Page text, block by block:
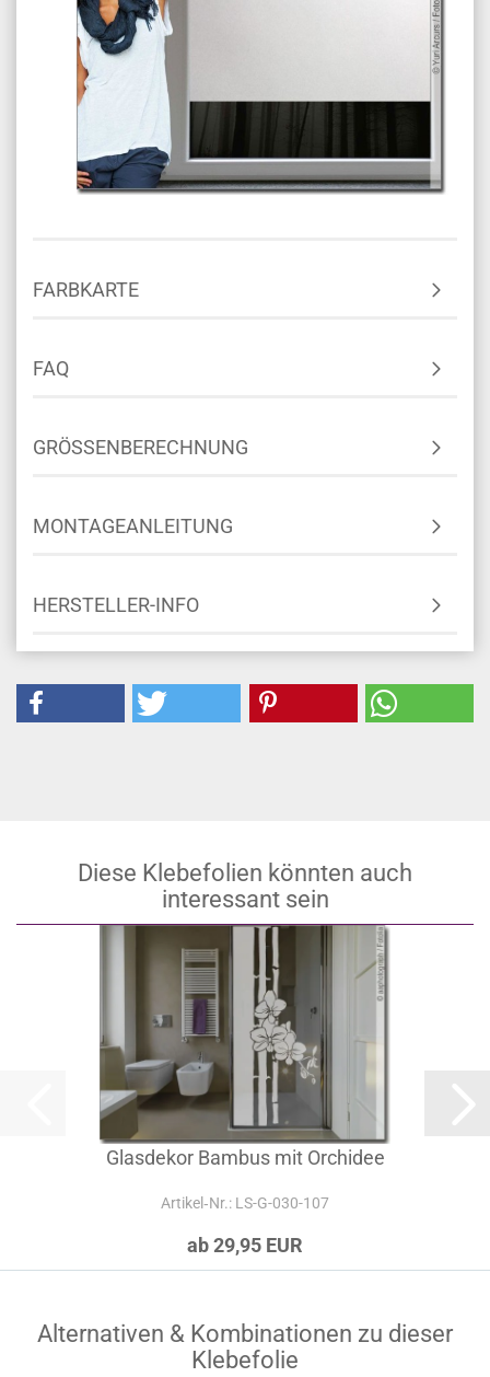
FARBKARTE
FAQ
GRÖSSENBERECHNUNG
MONTAGEANLEITUNG
HERSTELLER-INFO
Diese Klebefolien könnten auch
interessant sein
Glasdekor Bambus mit Orchidee
Artikel‑Nr.: LS-G-030-107
ab 29,95 EUR
Alternativen & Kombinationen zu dieser
Klebefolie